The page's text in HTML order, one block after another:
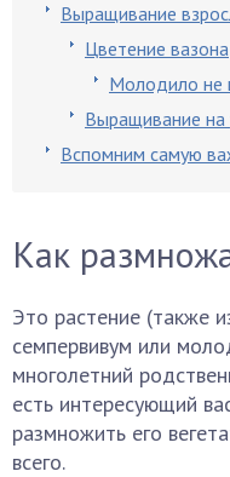
Выращивание
Цветение вазона
Молодило не
Выращивание на
Вспомним самую
Как
Это растение (также
семпервивум или
многолетний
есть интересующий
размножить его
всего.